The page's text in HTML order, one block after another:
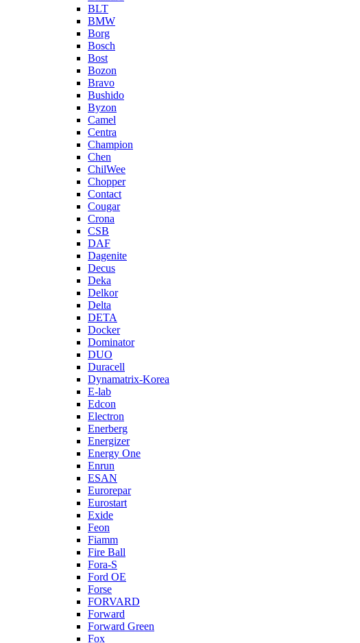
BLT
BMW
Borg
Bosch
Bost
Bozon
Bravo
Bushido
Byzon
Camel
Centra
Champion
Chen
ChilWee
Chopper
Contact
Cougar
Crona
CSB
DAF
Dagenite
Decus
Deka
Delkor
Delta
DETA
Docker
Dominator
DUO
Duracell
Dynamatrix-Korea
E-lab
Edcon
Electron
Enerberg
Energizer
Energy One
Enrun
ESAN
Eurorepar
Eurostart
Exide
Feon
Fiamm
Fire Ball
Fora-S
Ford OE
Forse
FORVARD
Forward
Forward Green
Fox